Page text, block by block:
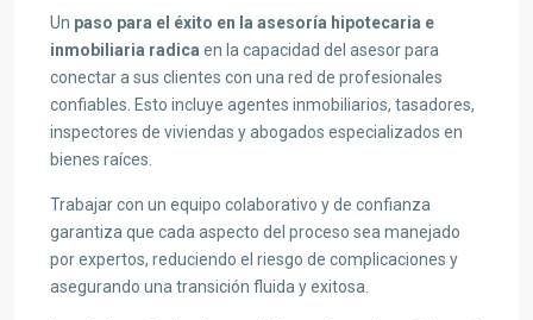
Un paso para el éxito en la asesoría hipotecaria e
inmobiliaria radica en la capacidad del asesor para
conectar a sus clientes con una red de profesionales
confiables. Esto incluye agentes inmobiliarios, tasadores,
inspectores de viviendas y abogados especializados en
bienes raíces.
Trabajar con un equipo colaborativo y de confianza
garantiza que cada aspecto del proceso sea manejado
por expertos, reduciendo el riesgo de complicaciones y
asegurando una transición fluida y exitosa.